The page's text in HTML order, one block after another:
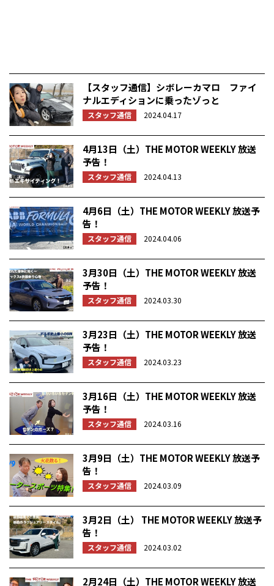
【スタッフ通信】シボレーカマロ ファイ
ナルエディションに乗ったゾっと
スタッフ通信 2024.04.17
4月13日（土）THE MOTOR WEEKLY 放送
予告！
スタッフ通信 2024.04.13
4月6日（土）THE MOTOR WEEKLY 放送予
告！
スタッフ通信 2024.04.06
3月30日（土）THE MOTOR WEEKLY 放送
予告！
スタッフ通信 2024.03.30
3月23日（土）THE MOTOR WEEKLY 放送
予告！
スタッフ通信 2024.03.23
3月16日（土）THE MOTOR WEEKLY 放送
予告！
スタッフ通信 2024.03.16
3月9日（土）THE MOTOR WEEKLY 放送予
告！
スタッフ通信 2024.03.09
3月2日（土） THE MOTOR WEEKLY 放送予
告！
スタッフ通信 2024.03.02
2月24日（土）THE MOTOR WEEKLY 放送